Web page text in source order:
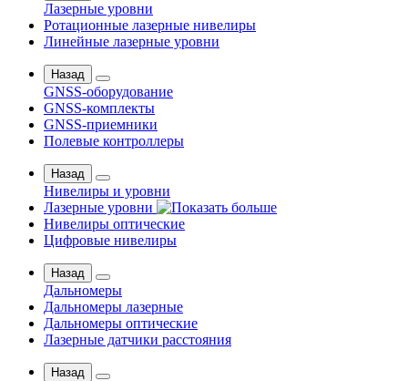
Лазерные уровни
Ротационные лазерные нивелиры
Линейные лазерные уровни
Назад
GNSS-оборудование
GNSS-комплекты
GNSS-приемники
Полевые контроллеры
Назад
Нивелиры и уровни
Лазерные уровни
Нивелиры оптические
Цифровые нивелиры
Назад
Дальномеры
Дальномеры лазерные
Дальномеры оптические
Лазерные датчики расстояния
Назад